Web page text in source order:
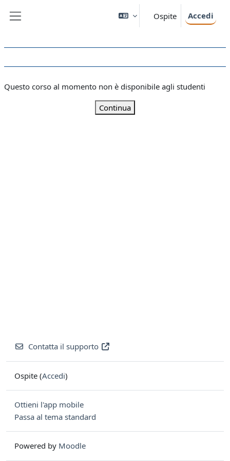
Ospite Accedi
Questo corso al momento non è disponibile agli studenti
Continua
Contatta il supporto
Ospite (Accedi)
Ottieni l'app mobile
Passa al tema standard
Powered by Moodle